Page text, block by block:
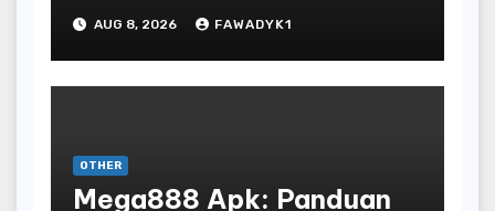
AUG 8, 2026 FAWADYK1
OTHER
Mega888 Apk: Panduan